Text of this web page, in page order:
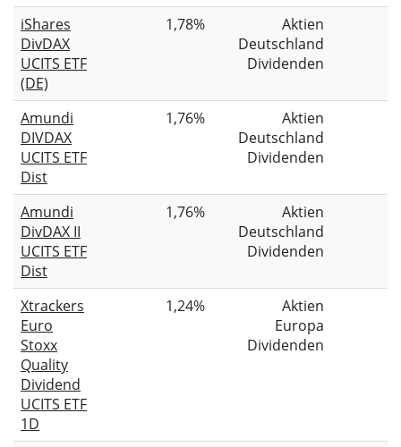
iShares
DivDAX
UCITS ETF
(DE)
1,78%
Aktien
Deutschland
Dividenden
Amundi
DIVDAX
UCITS ETF
Dist
1,76%
Aktien
Deutschland
Dividenden
Amundi
DivDAX II
UCITS ETF
Dist
1,76%
Aktien
Deutschland
Dividenden
Xtrackers
Euro
Stoxx
Quality
Dividend
UCITS ETF
1D
1,24%
Aktien
Europa
Dividenden